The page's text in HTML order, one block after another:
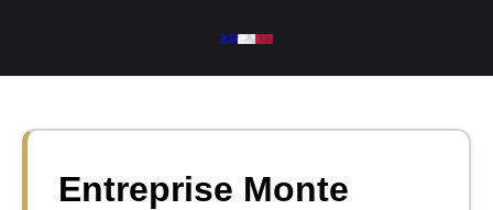
contenu
Entreprise Monte